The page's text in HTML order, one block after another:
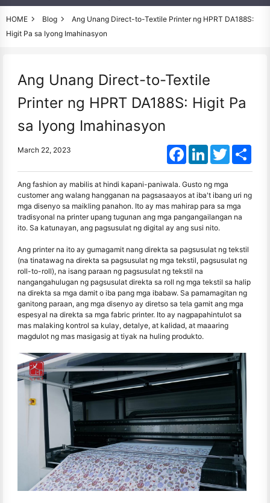
HOME Blog
Ang Unang Direct-to-Textile Printer ng HPRT DA188S:
Higit Pa sa Iyong Imahinasyon
Ang Unang Direct-to-Textile
Printer ng HPRT DA188S: Higit Pa
sa Iyong Imahinasyon
March 22, 2023 FacebookLinkedInTwitter
Ang fashion ay mabilis at hindi kapani-paniwala. Gusto ng mga
customer ang walang hangganan na pagsasaayos at iba't ibang uri ng
mga disenyo sa maikling panahon. Ito ay mas mahirap para sa mga
tradisyonal na printer upang tugunan ang mga pangangailangan na
ito. Sa katunayan, ang pagsusulat ng digital ay ang susi nito.
Ang printer na ito ay gumagamit nang direkta sa pagsusulat ng tekstil
(na tinatawag na direkta sa pagsusulat ng mga tekstil, pagsusulat ng
roll-to-roll), na isang paraan ng pagsusulat ng tekstil na
nangangahulugan ng pagsusulat direkta sa roll ng mga tekstil sa halip
na direkta sa mga damit o iba pang mga ibabaw. Sa pamamagitan ng
ganitong paraan, ang mga disenyo ay diretso sa tela gamit ang mga
espesyal na direkta sa mga fabric printer. Ito ay nagpapahintulot sa
mas malaking kontrol sa kulay, detalye, at kalidad, at maaaring
magdulot ng mas masigasig at tiyak na huling produkto.